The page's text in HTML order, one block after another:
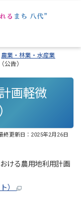
農業・林業・水産業
公告）
画軽微
終更新日： 2025年2月26日
ける農用地利用計画
ト）